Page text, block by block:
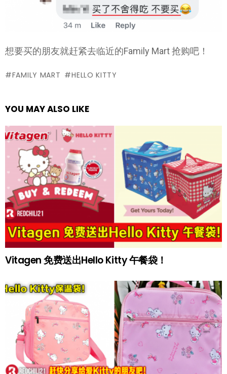
想要买的朋友就赶紧去临近的Family Mart 抢购吧！
FAMILY MART HELLO KITTY
YOU MAY ALSO LIKE
Vitagen 免费送出Hello Kitty 午餐袋！